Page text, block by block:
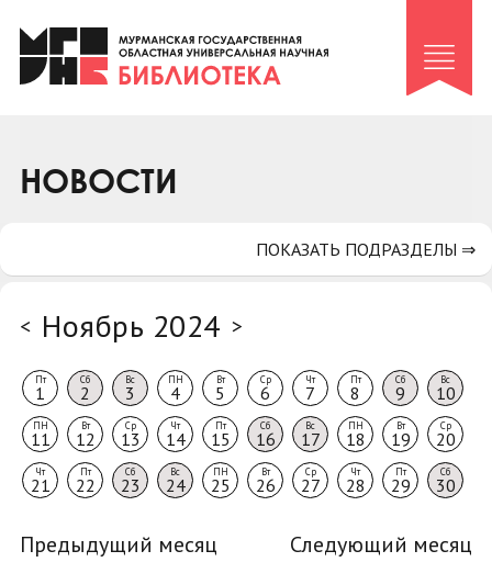
Клуб «Гиря и сельдерей»
Клуб «Семейный архив»
Коллегам
НОВОСТИ
< Ноябрь 2024 >
Пт
1
Сб
2
Вс
3
ПН
4
Вт
5
Ср
6
Чт
7
Пт
8
Сб
9
Вс
10
ПН
11
Вт
12
Ср
13
Чт
14
Пт
15
Сб
16
Вс
17
ПН
18
Вт
19
Ср
20
Чт
21
Пт
22
Сб
23
Вс
24
ПН
25
Вт
26
Ср
27
Чт
28
Пт
29
Сб
30
Предыдущий месяц Следующий месяц
ПОКАЗАТЬ ПОДРАЗДЕЛЫ ⇒